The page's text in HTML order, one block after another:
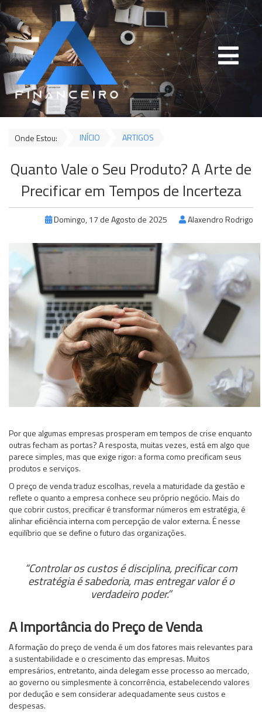
Onde Estou: INÍCIO ARTIGOS
Quanto Vale o Seu Produto? A Arte de
Precificar em Tempos de Incerteza
Alaxendro Rodrigo
Domingo, 17 de Agosto de 2025
Por que algumas empresas prosperam em tempos de crise enquanto
outras fecham as portas? A resposta, muitas vezes, está em algo que
parece simples, mas que exige rigor: a forma como precificam seus
produtos e serviços.
O preço de venda traduz escolhas, revela a maturidade da gestão e
reflete o quanto a empresa conhece seu próprio negócio. Mais do
que cobrir custos, precificar é transformar números em estratégia, é
alinhar eficiência interna com percepção de valor externa. É nesse
equilíbrio que se define o futuro das organizações.
“Controlar os custos é disciplina, precificar com
estratégia é sabedoria, mas entregar valor é o
verdadeiro poder.”
A Importância do Preço de Venda
A formação do preço de venda é um dos fatores mais relevantes para
a sustentabilidade e o crescimento das empresas. Muitos
empresários, entretanto, ainda delegam esse processo ao mercado,
ao governo ou simplesmente à concorrência, estabelecendo valores
por dedução e sem considerar adequadamente seus custos e
despesas.